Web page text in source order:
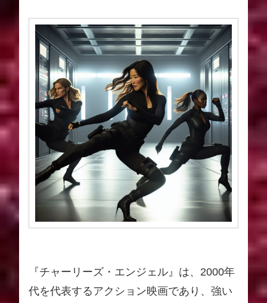
『チャーリーズ・エンジェル』は、2000年
代を代表するアクション映画であり、強い